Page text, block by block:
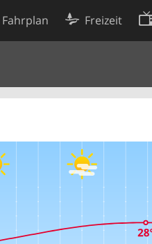
Fahrplan Freizeit
Cookie-Einstellungen